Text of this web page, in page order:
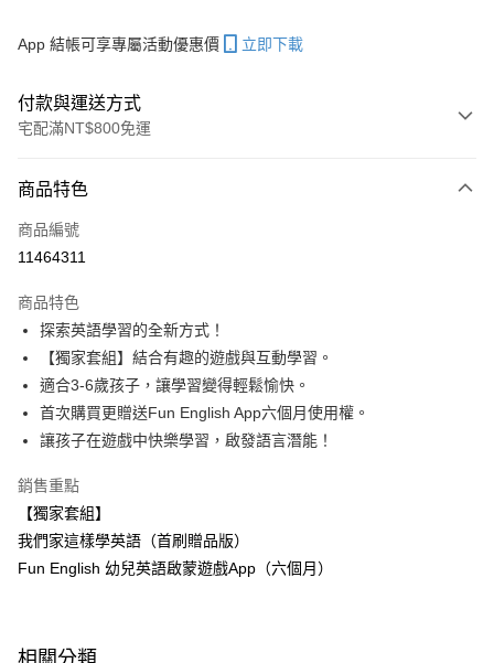
App 結帳可享專屬活動優惠價 立即下載
付款與運送方式
宅配滿NT$800免運
信用卡一次付款
LINE Pay
大哥付你分期
相關說明
【大哥付你分期使用說明】
1.本服務由台灣大哥大提供，台灣大哥大用戶可立即使用無須另外申請。
2.付款方式選擇「大哥付你分期」，訂單成立後會自動跳轉到大哥付的交易
流程，驗證手機門號後，選擇欲分期的期數、繳款截止日，確認付款後即完
3.實際核准額度、可分期數及費用金額請依後續交易確認頁面所載為準。
4.訂單成立30分鐘內，如未前往確認交易或遇審核未通過，訂單將自動取
消。如遇「轉專審核」未通過狀況，表示未達大哥付你分期系統評分，恕無
法說明評估內容。
1.分期款項不併入電信帳單，「大哥付你分期」於每月結算日後寄送繳費提
AFTEE先享後付
相關說明
【關於「AFTEE先享後付」】
便利好安心！
１．簡單：不需註冊會員、不需綁卡、不需儲值。
２．便利：只要手機號碼，簡訊認證，即可結帳。
３．安心：先確認商品／服務後，再付款。
運送方式
國內宅配/郵寄 (不適用離島、海外及郵局i郵箱)
每筆NT$70，滿NT$800(含以上)免運費
每筆NT$200
商品特色
商品編號
11464311
商品特色
探索英語學習的全新方式！
【獨家套組】結合有趣的遊戲與互動學習。
適合3-6歲孩子，讓學習變得輕鬆愉快。
首次購買更贈送Fun English App六個月使用權。
讓孩子在遊戲中快樂學習，啟發語言潛能！
銷售重點
【獨家套組】
我們家這樣學英語（首刷贈品版）
Fun English 幼兒英語啟蒙遊戲App（六個月）
相關分類